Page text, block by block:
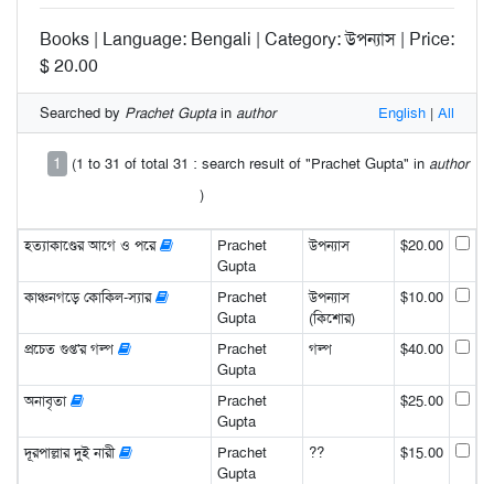
Books | Language: Bengali | Category: উপন্যাস | Price:
$ 20.00
Searched by Prachet Guptain author English | All
1 (1 to 31 of total 31 : search result of "Prachet Gupta" in author
)
হত্যাকাণ্ডের আগে ও পরে
Prachet
Gupta
উপন্যাস $20.00
কাঞ্চনগড়ে কোকিল-স্যার
Prachet
Gupta
উপন্যাস
(কিশোর)
$10.00
প্রচেত গুপ্ত'র গল্প
Prachet
Gupta
গল্প $40.00
অনাবৃতা
Prachet
Gupta
$25.00
দূরপাল্লার দুই নারী
Prachet
Gupta
?? $15.00